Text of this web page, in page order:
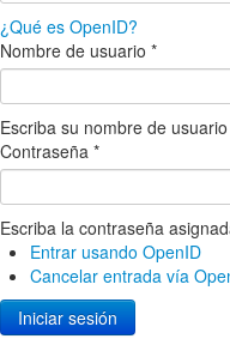
¿Qué es OpenID?
Nombre de usuario *
Escriba su nombre de
Contraseña *
Escriba la contraseña
Entrar usando OpenID
Cancelar entrada vía